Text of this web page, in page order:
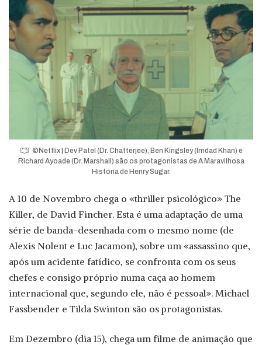
©Netflix | Dev Patel (Dr. Chatterjee), Ben Kingsley (Imdad Khan) e
Richard Ayoade (Dr. Marshall) são os protagonistas de A Maravilhosa
História de Henry Sugar.
A 10 de Novembro chega o «thriller psicológico» The
Killer, de David Fincher. Esta é uma adaptação de uma
série de banda-desenhada com o mesmo nome (de
Alexis Nolent e Luc Jacamon), sobre um «assassino que,
após um acidente fatídico, se confronta com os seus
chefes e consigo próprio numa caça ao homem
internacional que, segundo ele, não é pessoal». Michael
Fassbender e Tilda Swinton são os protagonistas.
Em Dezembro (dia 15), chega um filme de animação que